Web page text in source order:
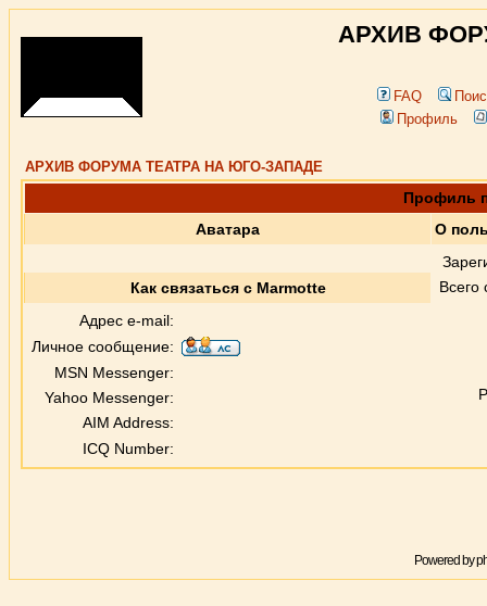
АРХИВ
FAQ
Профиль
АРХИВ ФОРУМА ТЕАТРА НА ЮГО-ЗАПАДЕ
Профиль
Аватара
О
Как связаться с Marmotte
Адрес e-mail:
Личное сообщение:
MSN Messenger:
Yahoo Messenger:
AIM Address:
ICQ Number:
Powered by